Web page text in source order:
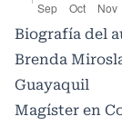
Biografía del
Brenda
Guayaquil
Magíster en